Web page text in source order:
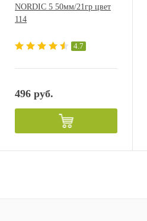
NORDIC 5 50мм/21гр цвет
114
4.7
496 руб.